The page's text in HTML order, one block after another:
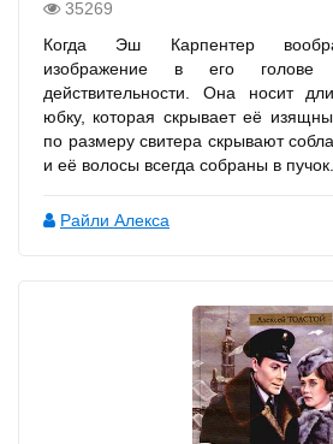
35269
Когда Эш Карпентер
изображение в его голове
действительности. Она носит
юбку, которая скрывает её
по размеру свитера скрывают
и её волосы всегда собраны в пучок.
Райли Алекса